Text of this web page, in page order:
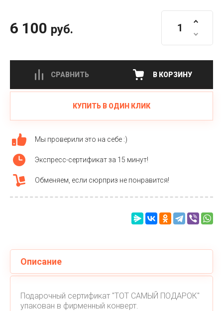
6 100 руб.
СРАВНИТЬ В КОРЗИНУ
КУПИТЬ В ОДИН КЛИК
Мы проверили это на себе :)
Экспресс-сертификат за 15 минут!
Обменяем, если сюрприз не понравится!
Описание
Подарочный сертификат "ТОТ САМЫЙ ПОДАРОК"
упакован в фирменный конверт.